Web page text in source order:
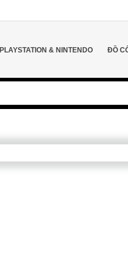
PLAYSTATION & NINTENDO ĐỒ